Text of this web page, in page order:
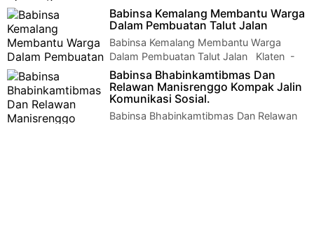
Serda Sarjono anggota Koramil
01/Karanganyar melaksanakan kegiatan pengawasan dan
pendis…
Babinsa Kemalang Membantu Warga
Dalam Pembuatan Talut Jalan
Babinsa Kemalang Membantu Warga
Dalam Pembuatan Talut Jalan Klaten -
Babinsa Koramil 13/Kemalang serma Sutri…
Babinsa Bhabinkamtibmas Dan
Relawan Manisrenggo Kompak Jalin
Komunikasi Sosial.
Babinsa Bhabinkamtibmas Dan Relawan